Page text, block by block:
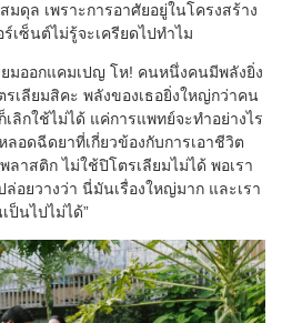
ดุล เพราะการอาศัยอยู่ในโครงสร้าง
เซ็นต์ไม่รู้จะเครียดไปทำไม
ยมออกแคมเปญ โห! คนหนึ่งคนมีพลังยิ่ง
เลียมสิคะ พลังของเธอยิ่งใหญ่กว่าคน
ลิกใช้ไม่ได้ แค่การแพทย์จะทำอย่างไร
อดฉีดยาที่เกี่ยวข้องกับการเอาชีวิต
าสติก ไม่ใช้ปิโตรเลียมไม่ได้ พอเรา
ล่อยวางว่า นี่มันเรื่องใหญ่มาก และเรา
ป็นไปไม่ได้”